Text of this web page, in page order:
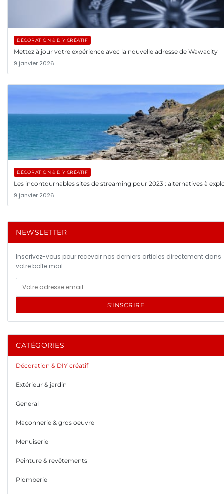
DÉCORATION & DIY CRÉATIF
Mettez à jour votre expérience avec la nouvelle adresse de Wawacity
9 janvier 2026
DÉCORATION & DIY CRÉATIF
Les incontournables sites de streaming pour 2023 : alternatives à
9 janvier 2026
NEWSLETTER
Inscrivez-vous pour recevoir nos derniers articles directement dans
votre boîte mail.
S'INSCRIRE
CATÉGORIES
Décoration & DIY créatif
Extérieur & jardin
General
Maçonnerie & gros oeuvre
Menuiserie
Peinture & revêtements
Plomberie